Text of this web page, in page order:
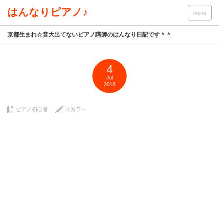
はんなりピアノ♪ menu
京都生まれ☆音大出てないピアノ講師のはんなり日記です＾＾
4
Jul
2018
ピアノ初心者 スカラー